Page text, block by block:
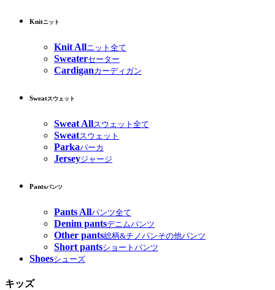
Knitニット
Knit Allニット全て
Sweaterセーター
Cardiganカーディガン
Sweatスウェット
Sweat Allスウェット全て
Sweatスウェット
Parkaパーカ
Jerseyジャージ
Pantsパンツ
Pants Allパンツ全て
Denim pantsデニムパンツ
Other pants総柄&チノパンその他パンツ
Short pantsショートパンツ
Shoesシューズ
キッズ